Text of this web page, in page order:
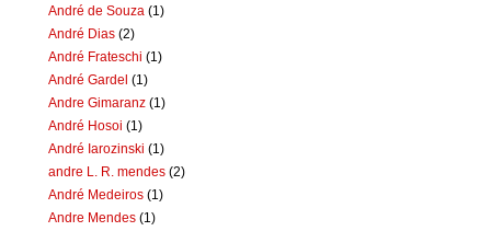
André de Souza (1)
André Dias (2)
André Frateschi (1)
André Gardel (1)
Andre Gimaranz (1)
André Hosoi (1)
André Iarozinski (1)
andre L. R. mendes (2)
André Medeiros (1)
Andre Mendes (1)